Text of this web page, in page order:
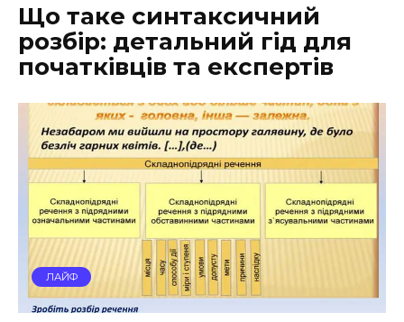
Що таке синтаксичний
розбір: детальний гід для
початківців та експертів
ЛАЙФ